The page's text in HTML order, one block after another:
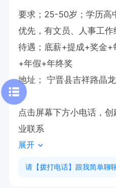
要求；25-50岁；学历高
优先，有文员、人事工作
待遇；底薪+提成+奖金
+年假+年终奖
地址； 宁晋县吉祥路晶
点击屏幕下方小电话，
业联系
展开
请【拨打电话】跟我简单聊